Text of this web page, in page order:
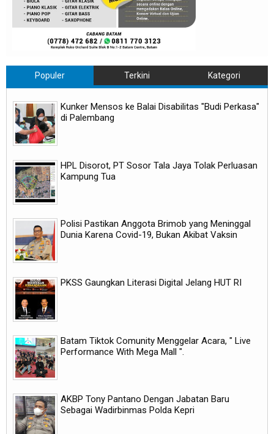
Populer Terkini Kategori
Kunker Mensos ke Balai Disabilitas "Budi Perkasa"
di Palembang
HPL Disorot, PT Sosor Tala Jaya Tolak Perluasan
Kampung Tua
Polisi Pastikan Anggota Brimob yang Meninggal
Dunia Karena Covid-19, Bukan Akibat Vaksin
PKSS Gaungkan Literasi Digital Jelang HUT RI
Batam Tiktok Comunity Menggelar Acara, " Live
Performance With Mega Mall ".
AKBP Tony Pantano Dengan Jabatan Baru
Sebagai Wadirbinmas Polda Kepri